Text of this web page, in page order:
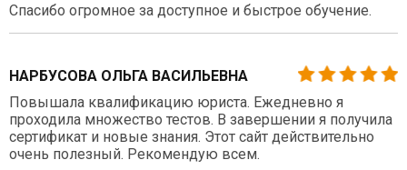
Спасибо огромное за доступное и быстрое обучение.
НАРБУСОВА ОЛЬГА ВАСИЛЬЕВНА
Повышала квалификацию юриста. Ежедневно я
проходила множество тестов. В завершении я получила
сертификат и новые знания. Этот сайт действительно
очень полезный. Рекомендую всем.